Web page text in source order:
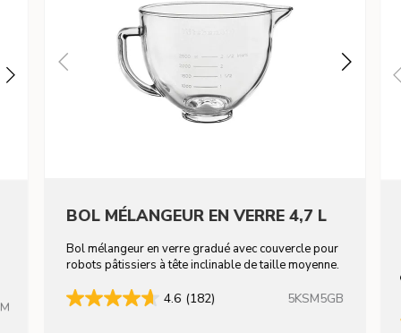
BOL MÉLANGEUR EN VERRE 4,7 L
Bol mélangeur en verre gradué avec couvercle pour
robots pâtissiers à tête inclinable de taille moyenne.
4.6 (182) 5KSM5GB